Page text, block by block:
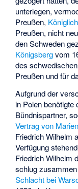
unterlegen,
Preußen,
Preußen, nicht
den Schweden
Königsbergvom
des
Preußen und für
Aufgrund der
in Polen
Bündnispartner,
Vertrag von
Friedrich Wilhelm
Verfügung
Friedrich Wilhelm
schlug
Schlacht bei